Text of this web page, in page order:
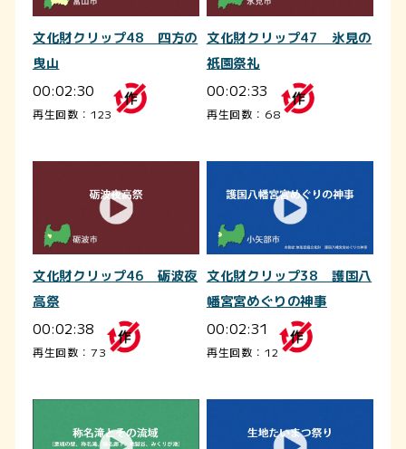
文化財クリップ48 四方の
曳山
00:02:30
再生回数：123
文化財クリップ47 氷見の
祇園祭礼
00:02:33
再生回数：68
文化財クリップ46 砺波夜
高祭
00:02:38
再生回数：73
文化財クリップ38 護国八
幡宮宮めぐりの神事
00:02:31
再生回数：12